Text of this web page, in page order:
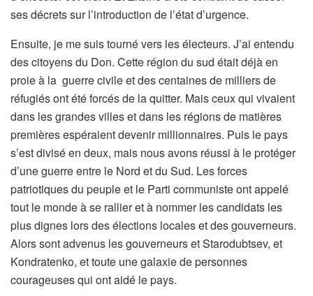
ses décrets sur l’introduction de l’état d’urgence.
Ensuite, je me suis tourné vers les électeurs. J’ai entendu
des citoyens du Don. Cette région du sud était déjà en
proie à la guerre civile et des centaines de milliers de
réfugiés ont été forcés de la quitter. Mais ceux qui vivaient
dans les grandes villes et dans les régions de matières
premières espéraient devenir millionnaires. Puis le pays
s’est divisé en deux, mais nous avons réussi à le protéger
d’une guerre entre le Nord et du Sud. Les forces
patriotiques du peuple et le Parti communiste ont appelé
tout le monde à se rallier et à nommer les candidats les
plus dignes lors des élections locales et des gouverneurs.
Alors sont advenus les gouverneurs et Starodubtsev, et
Kondratenko, et toute une galaxie de personnes
courageuses qui ont aidé le pays.